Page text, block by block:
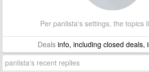
Per panlista's settings, the topics
Dealsinfo, including closed deals,
panlista's recent replies